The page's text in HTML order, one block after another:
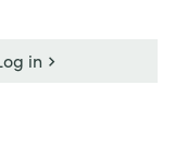
in